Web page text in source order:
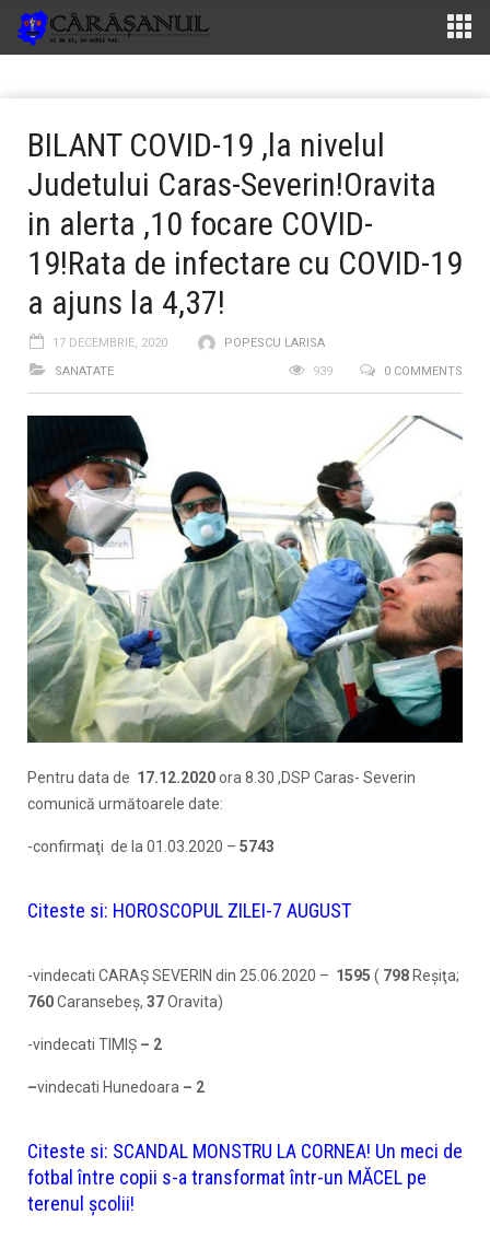
BILANT COVID-19 ,la nivelul
Judetului Caras-Severin!Oravita
in alerta ,10 focare COVID-
19!Rata de infectare cu COVID-19
a ajuns la 4,37!
17 DECEMBRIE, 2020
POPESCU LARISA
SANATATE
0 COMMENTS
939
Pentru data de 17.12.2020ora 8.30 ,DSP Caras- Severin
comunică următoarele date:
-confirmaţi de la 01.03.2020 – 5743
Citeste si: HOROSCOPUL ZILEI-7 AUGUST
-vindecati CARAŞ SEVERIN din 25.06.2020 – 1595 ( 798Reşiţa;
760Caransebeş, 37Oravita)
-vindecati TIMIŞ – 2
–vindecati Hunedoara – 2
Citeste si: SCANDAL MONSTRU LA CORNEA! Un meci de
fotbal între copii s-a transformat într-un MĂCEL pe
terenul școlii!